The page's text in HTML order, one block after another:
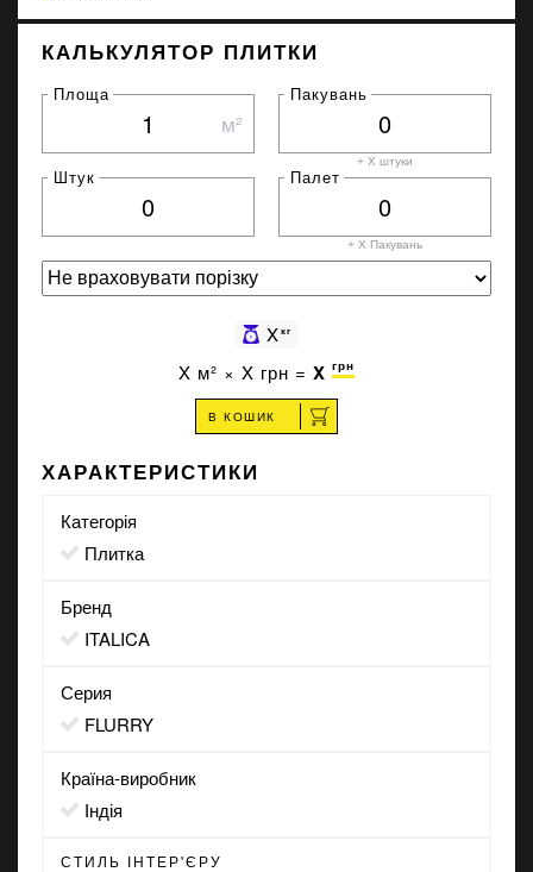
КАЛЬКУЛЯТОР ПЛИТКИ
Площа
м²
Пакувань
+ X штуки
Штук Палет
+ X Пакувань
Xкг
X м² × X грн = X грн
В КОШИК
ХАРАКТЕРИСТИКИ
Категорія
Плитка
Бренд
ITALICA
Серия
FLURRY
Країна-виробник
Індія
СТИЛЬ ІНТЕР'ЄРУ